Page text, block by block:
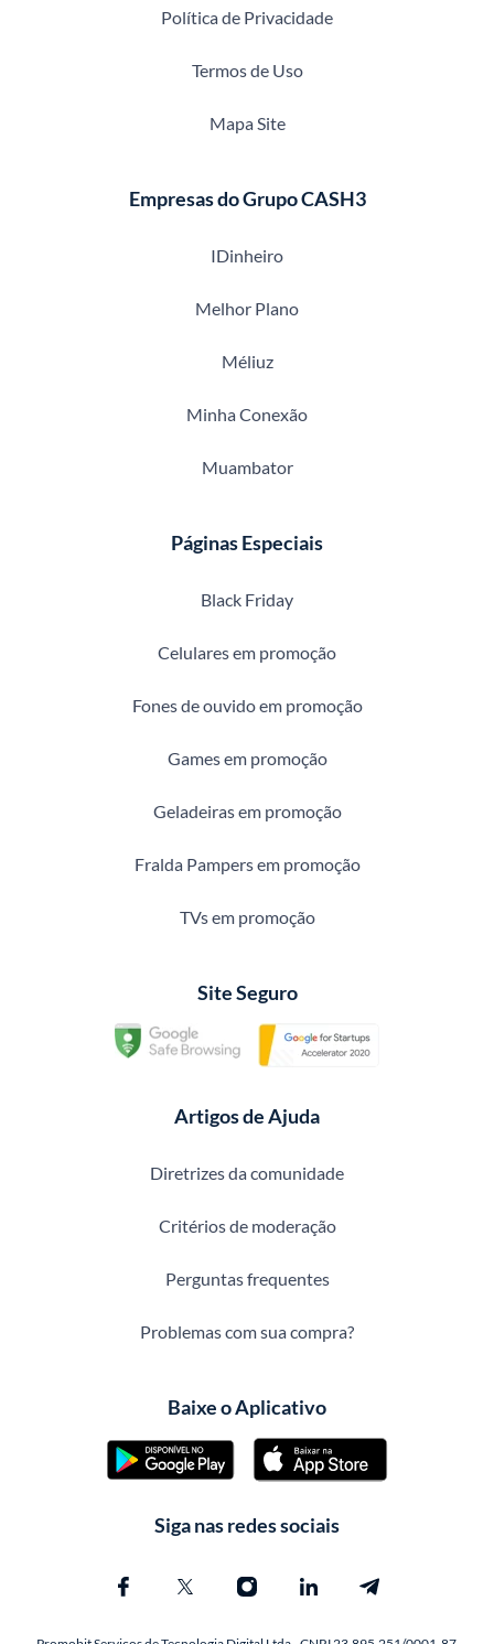
Política de Privacidade
Termos de Uso
Mapa Site
Empresas do Grupo CASH3
IDinheiro
Melhor Plano
Méliuz
Minha Conexão
Muambator
Páginas Especiais
Black Friday
Celulares em promoção
Fones de ouvido em promoção
Games em promoção
Geladeiras em promoção
Fralda Pampers em promoção
TVs em promoção
Site Seguro
Artigos de Ajuda
Diretrizes da comunidade
Critérios de moderação
Perguntas frequentes
Problemas com sua compra?
Baixe o Aplicativo
Siga nas redes sociais